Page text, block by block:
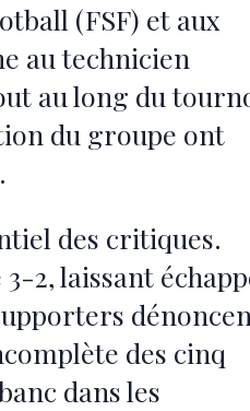
(FSF) et aux
au technicien
au long du
du groupe ont
des critiques.
2, laissant
des cinq
dans les